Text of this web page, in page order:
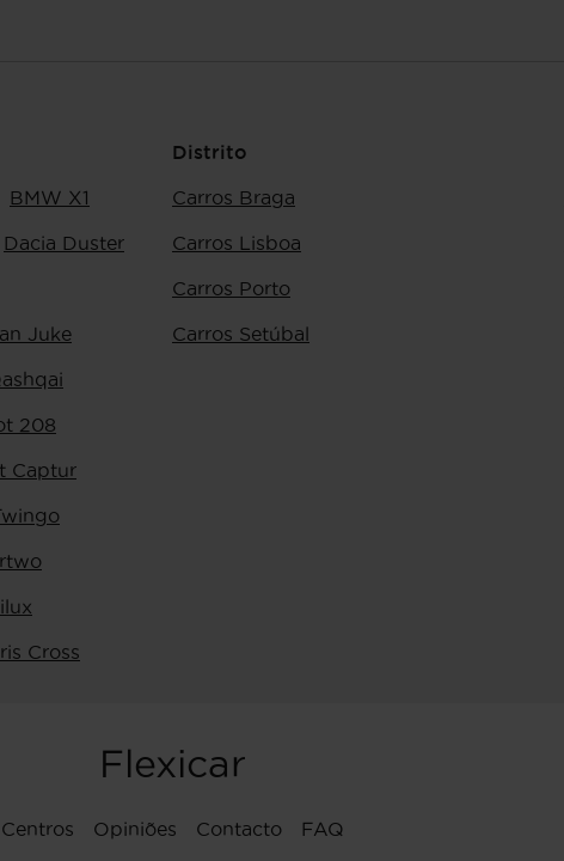
BMW X1
Dacia Duster
Juke
208
Captur
Cross
Distrito
Carros Braga
Carros Lisboa
Carros Porto
Carros Setúbal
Flexicar
Centros Opiniões Contacto FAQ